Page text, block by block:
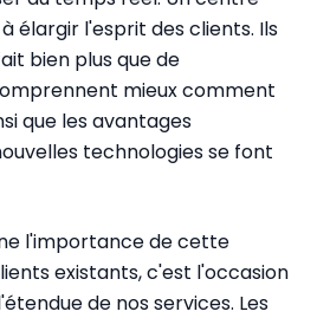
élargir l'esprit des clients. Ils
bien plus que de
mieux comment
que les avantages
technologies se font
l'importance de cette
existants, c'est l'occasion
de nos services. Les